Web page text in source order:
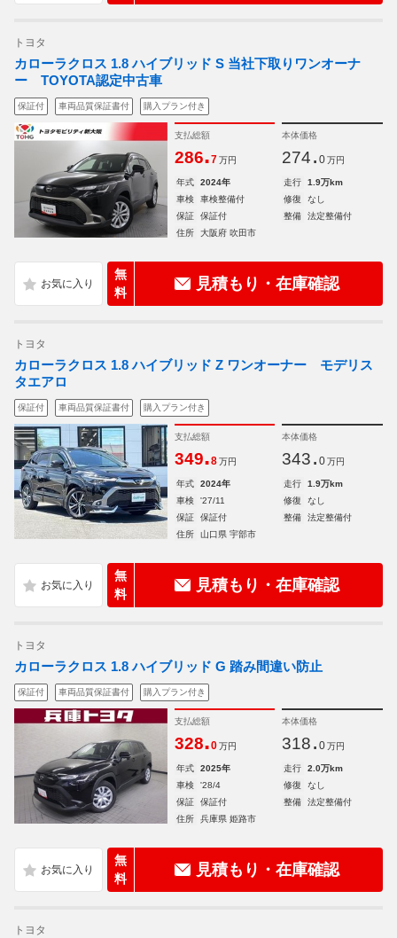
トヨタ
カローラクロス 1.8 ハイブリッド S 当社下取りワンオーナ
ー TOYOTA認定中古車
保証付 車両品質保証書付 購入プラン付き
支払総額
286.7 万円
本体価格
274. 0 万円
年式 2024年 走行
1.9万km
車検
車検整備付 修復
なし
保証
保証付 整備
法定整備付
住所
大阪府 吹田市
無
料
見積もり・在庫確認
トヨタ
カローラクロス 1.8 ハイブリッド Z ワンオーナー モデリス
タエアロ
保証付 車両品質保証書付 購入プラン付き
支払総額
349.8 万円
本体価格
343. 0 万円
年式 2024年 走行
1.9万km
車検
'27/11 修復
なし
保証
保証付 整備
法定整備付
住所
山口県 宇部市
無
料
見積もり・在庫確認
トヨタ
カローラクロス 1.8 ハイブリッド G 踏み間違い防止
保証付 車両品質保証書付 購入プラン付き
支払総額
328.0 万円
本体価格
318. 0 万円
年式 2025年 走行
2.0万km
車検
'28/4 修復
なし
保証
保証付 整備
法定整備付
住所
兵庫県 姫路市
無
料
見積もり・在庫確認
トヨタ